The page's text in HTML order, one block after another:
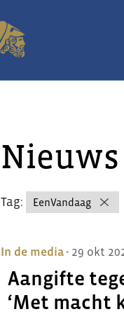
Nieuws
Tag: EenVandaag
In de media- 29 okt
Aangifte
‘Met macht